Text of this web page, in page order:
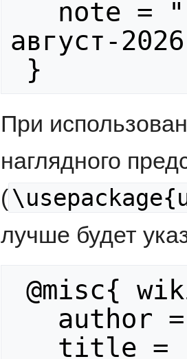
август-
При
наглядного
(
лучше будет
@misc{ wiki:xxx,